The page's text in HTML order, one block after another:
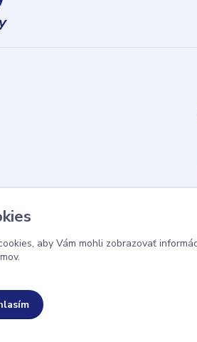
aby Vám mohli zobrazovať